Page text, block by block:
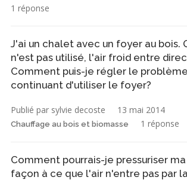
1 réponse
J'ai un chalet avec un foyer au bois.
n'est pas utilisé, l'air froid entre
Comment puis-je régler le
continuant d'utiliser le foyer?
Publié par sylvie decoste 13 mai 2014
Chauffage au bois et biomasse 1 réponse
Comment pourrais-je pressuriser
façon à ce que l'air n'entre pas par